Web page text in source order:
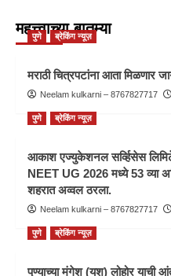
महत्त्वाच्या बातम्या
पुणे ब्रेकिंग न्यूज़
मराठी चित्रपटांना आता मिळणार
Neelam kulkarni – 8767827717
पुणे ब्रेकिंग न्यूज़
आकाश एज्युकेशनल सर्व्हिसेस
NEET UG 2026 मध्ये 53 व्या
शहरात अव्वल ठरला.
Neelam kulkarni – 8767827717
पुणे ब्रेकिंग न्यूज़
पुण्याच्या मंगेश (यश) लोहोर याची